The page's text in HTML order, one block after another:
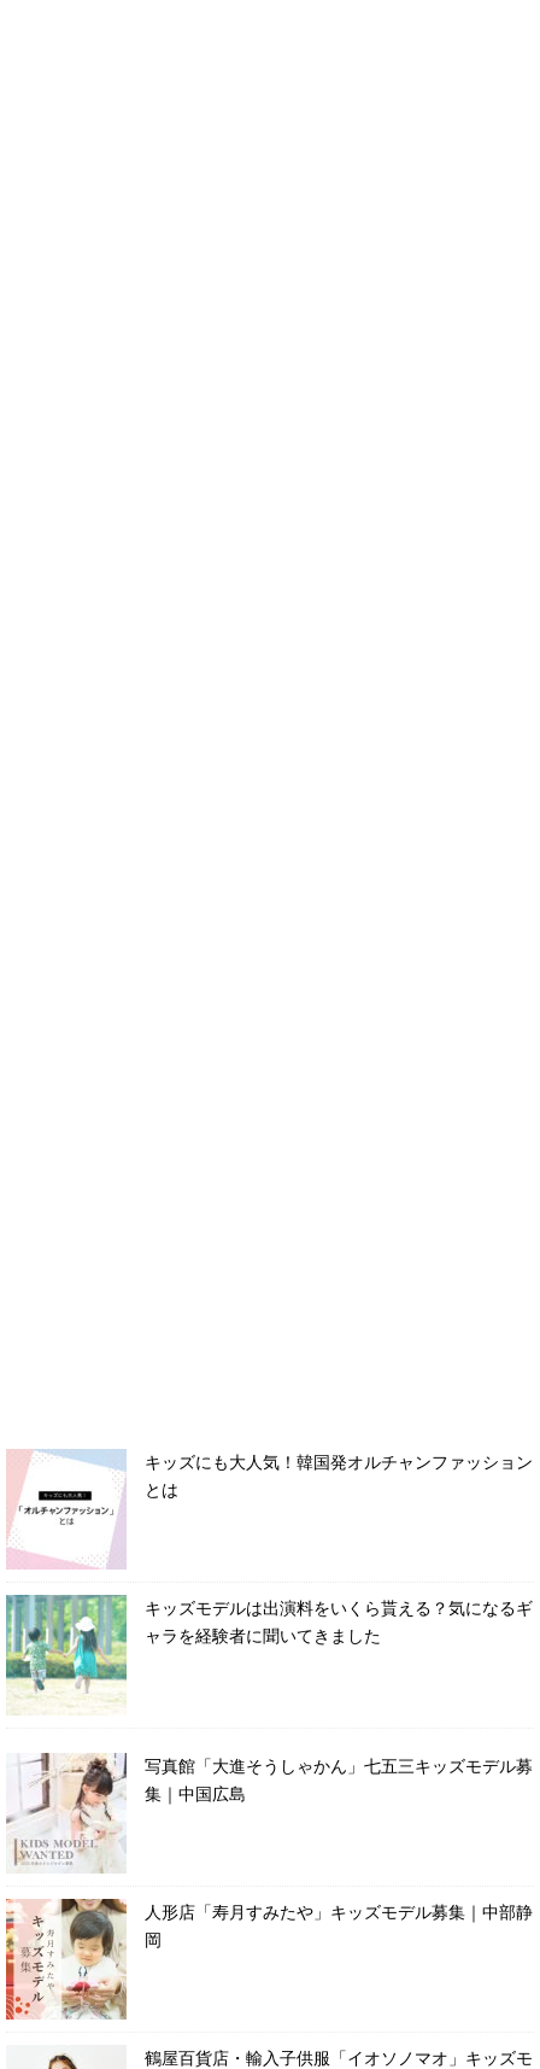
キッズにも大人気！韓国発オルチャンファッション
とは
キッズモデルは出演料をいくら貰える？気になるギ
ャラを経験者に聞いてきました
写真館「大進そうしゃかん」七五三キッズモデル募
集｜中国広島
人形店「寿月すみたや」キッズモデル募集｜中部静
岡
鶴屋百貨店・輸入子供服「イオソノマオ」キッズモ